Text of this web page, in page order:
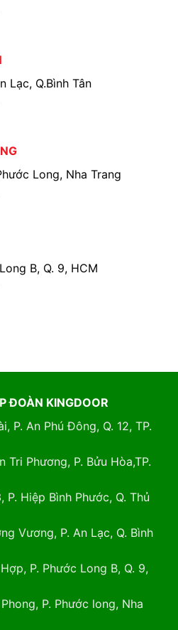
Lạc, Q.Bình Tân
Long, Nha Trang
B, Q. 9, HCM
ĐOÀN KINGDOOR
P. An Phú Đông, Q. 12, TP.
Tri Phương, P. Bửu Hòa,TP.
P. Hiệp Bình Phước, Q. Thủ
Vương, P. An Lạc, Q. Bình
P. Phước Long B, Q. 9,
P. Phước long, Nha